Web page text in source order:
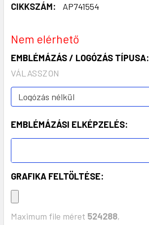
CIKKSZÁM: AP741554
Nem elérhető
EMBLÉMÁZÁS / LOGÓZÁS TÍPUSA:
VÁLASSZON
EMBLÉMÁZÁSI ELKÉPZELÉS:
GRAFIKA FELTÖLTÉSE:
Maximum file méret 524288,